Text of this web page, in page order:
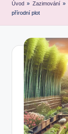
Úvod » Zazimování »
přírodní plot